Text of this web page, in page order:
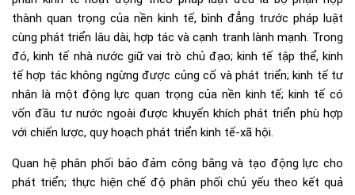
thành quan trọng của nền kinh tế, bình đẳng trước pháp luật
cùng phát triển lâu dài, hợp tác và cạnh tranh lành mạnh. Trong
đó, kinh tế nhà nước giữ vai trò chủ đạo; kinh tế tập thể, kinh
tế hợp tác không ngừng được củng cố và phát triển; kinh tế tư
nhân là một động lực quan trọng của nền kinh tế; kinh tế có
vốn đầu tư nước ngoài được khuyến khích phát triển phù hợp
với chiến lược, quy hoạch phát triển kinh tế-xã hội.
Quan hệ phân phối bảo đảm công bằng và tạo động lực cho
phát triển; thực hiện chế độ phân phối chủ yếu theo kết quả